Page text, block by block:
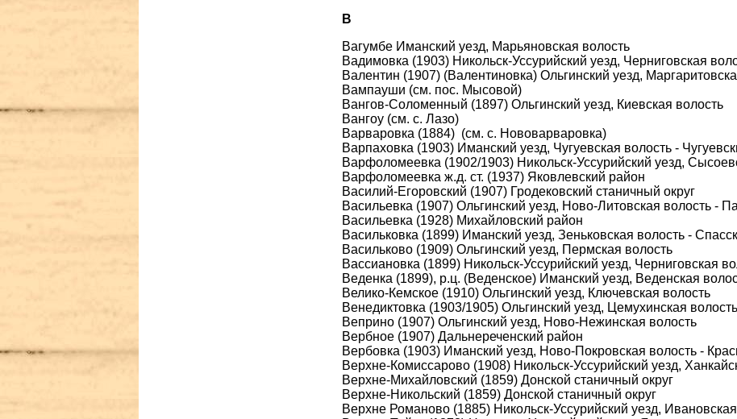
В
Вагумбе Иманский уезд, Марьяновская волость
Вадимовка (1903) Никольск-Уссурийский уезд, Черниговская
Валентин (1907) (Валентиновка) Ольгинский уезд,
Вампауши (см. пос. Мысовой)
Вангов-Соломенный (1897) Ольгинский уезд, Киевская волость
Вангоу (см. с. Лазо)
Варваровка (1884) (см. с. Нововарваровка)
Варпаховка (1903) Иманский уезд, Чугуевская волость -
Варфоломеевка (1902/1903) Никольск-Уссурийский уезд,
Варфоломеевка ж.д. ст. (1937) Яковлевский район
Василий-Егоровский (1907) Гродековский станичный округ
Васильевка (1907) Ольгинский уезд, Ново-Литовская волость -
Васильевка (1928) Михайловский район
Васильковка (1899) Иманский уезд, Зеньковская волость -
Васильково (1909) Ольгинский уезд, Пермская волость
Вассиановка (1899) Никольск-Уссурийский уезд, Черниговская
Веденка (1899), р.ц. (Веденское) Иманский уезд, Веденская
Велико-Кемское (1910) Ольгинский уезд, Ключевская волость
Венедиктовка (1903/1905) Ольгинский уезд, Цемухинская волость
Веприно (1907) Ольгинский уезд, Ново-Нежинская волость
Вербное (1907) Дальнереченский район
Вербовка (1903) Иманский уезд, Ново-Покровская волость -
Верхне-Комиссарово (1908) Никольск-Уссурийский уезд,
Верхне-Михайловский (1859) Донской станичный округ
Верхне-Никольский (1859) Донской станичный округ
Верхне Романово (1885) Никольск-Уссурийский уезд,